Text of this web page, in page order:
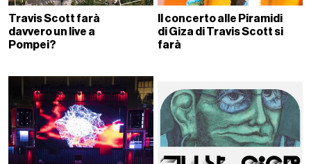
Travis Scott farà
davvero un live a
Pompei?
Il concerto alle Piramidi
di Giza di Travis Scott si
farà